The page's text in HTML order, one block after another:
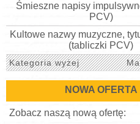
Śmieszne napisy
PCV)
Kultowe nazwy muzyczne,
(tabliczki PCV)
Kategoria wyżej
NOWA OFERTA
Zobacz naszą nową ofertę: